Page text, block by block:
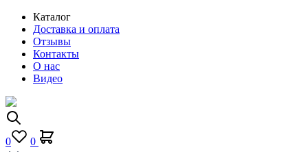
Каталог
Доставка и оплата
Отзывы
Контакты
О нас
Видео
0 0